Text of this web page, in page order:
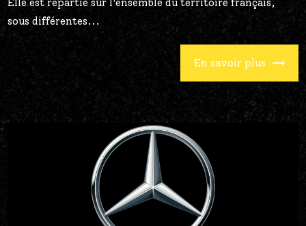
Elle est répartie sur l'ensemble du territoire français,
sous différentes...
En savoir plus